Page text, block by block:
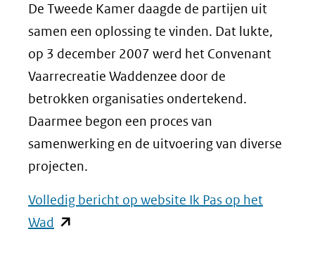
De Tweede Kamer daagde de partijen uit
samen een oplossing te vinden. Dat lukte,
op 3 december 2007 werd het Convenant
Vaarrecreatie Waddenzee door de
betrokken organisaties ondertekend.
Daarmee begon een proces van
samenwerking en de uitvoering van diverse
projecten.
Volledig bericht op website Ik Pas op het
Wad (opent